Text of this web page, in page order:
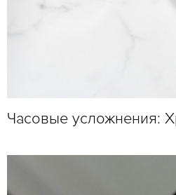
Часовые усложнения: